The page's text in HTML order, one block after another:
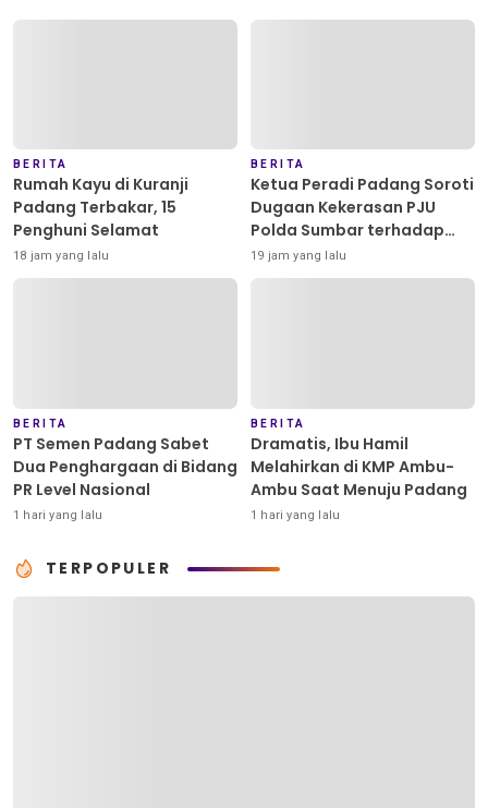
BERITA
Rumah Kayu di Kuranji
Padang Terbakar, 15
Penghuni Selamat
18 jam yang lalu
BERITA
Ketua Peradi Padang Soroti
Dugaan Kekerasan PJU
Polda Sumbar terhadap
Sopir di Padang, Minta
Kapolda Bertindak Tegas
19 jam yang lalu
BERITA
PT Semen Padang Sabet
Dua Penghargaan di Bidang
PR Level Nasional
1 hari yang lalu
BERITA
Dramatis, Ibu Hamil
Melahirkan di KMP Ambu-
Ambu Saat Menuju Padang
1 hari yang lalu
TERPOPULER